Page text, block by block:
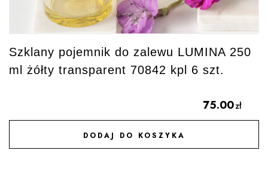
Szklany pojemnik do zalewu LUMINA 250
ml żółty transparent 70842 kpl 6 szt.
75.00zł
DODAJ DO KOSZYKA
DODAJ DO ULUBIONYCH